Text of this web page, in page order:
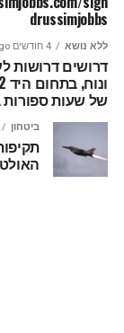
drussimjobbs
ללא נושא 4 חודשים ago
דרושים דרושות
של שעות ספורות
ביטחון